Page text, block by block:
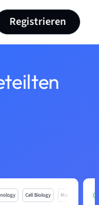
Registrieren
Cell Biology Mo